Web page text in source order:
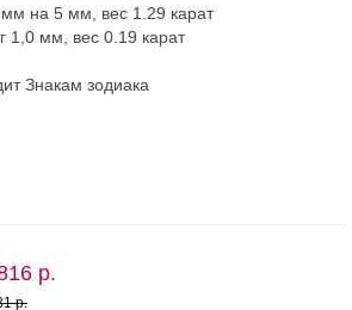
мм на 5 мм, вес 1.29 карат
1,0 мм, вес 0.19 карат
Знакам зодиака
р.
р.